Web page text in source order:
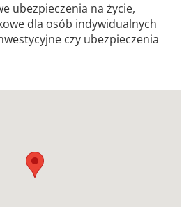
ubezpieczenia na życie,
dla osób indywidualnych
czy ubezpieczenia